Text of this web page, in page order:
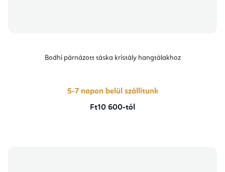
Bodhi párnázott táska kristály hangtálakhoz
5-7 napon belül szállítunk
Ft10 600-tól